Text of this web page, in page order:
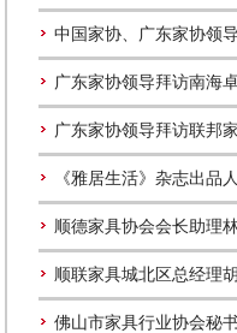
中国家协、广东家协领
广东家协领导拜访南海
广东家协领导拜访联邦
《雅居生活》杂志出品
顺德家具协会会长助理
顺联家具城北区总经理
佛山市家具行业协会秘